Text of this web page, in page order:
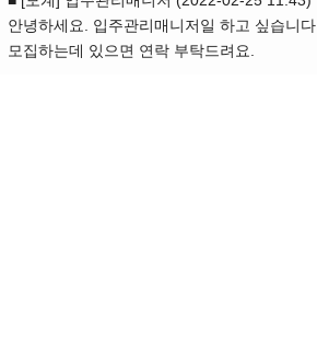
안녕하세요. 입주관리매니저일 하고 싶습니다
모집하는데 있으면 연락 부탁드려요.